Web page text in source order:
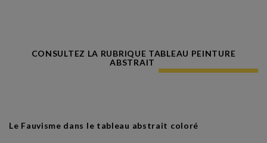
CONSULTEZ LA RUBRIQUE TABLEAU PEINTURE
ABSTRAIT
Le Fauvisme dans le tableau abstrait coloré